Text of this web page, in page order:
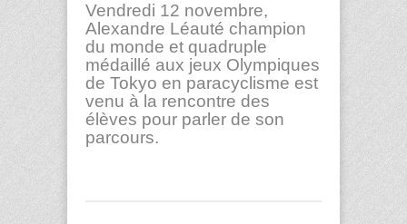
Vendredi 12 novembre,
Alexandre Léauté champion
du monde et quadruple
médaillé aux jeux Olympiques
de Tokyo en paracyclisme est
venu à la rencontre des
élèves pour parler de son
parcours.